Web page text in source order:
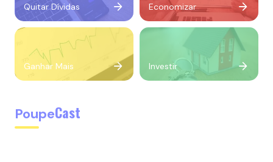
Quitar Dívidas Economizar
Ganhar Mais Investir
PoupeCast